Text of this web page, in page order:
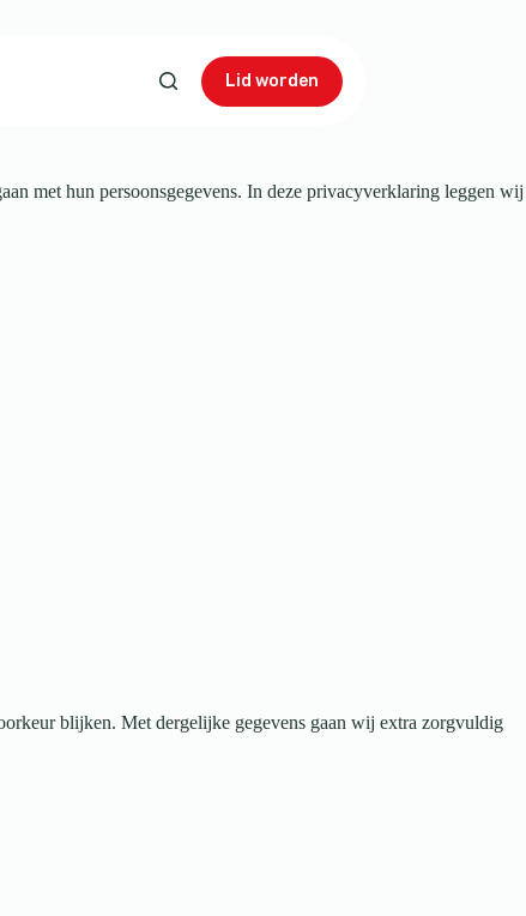
Lid worden
met hun persoonsgegevens. In deze privacyverklaring leggen wij
blijken. Met dergelijke gegevens gaan wij extra zorgvuldig